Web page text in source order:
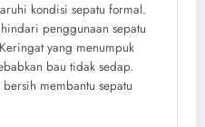
kondisi sepatu formal.
penggunaan sepatu
yang menumpuk
bau tidak sedap.
membantu sepatu